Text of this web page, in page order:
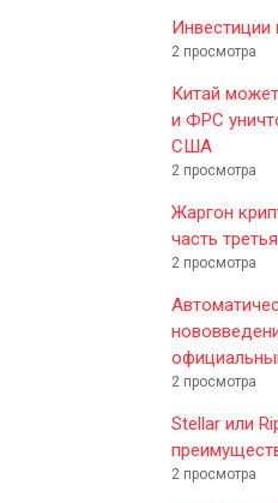
Инвестиции
2 просмотра
Китай
и ФРС
США
2 просмотра
Жаргон
часть третья
2 просмотра
2 просмотра
Stellar или
2 просмотра